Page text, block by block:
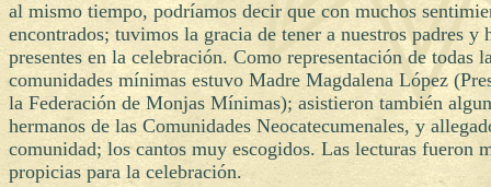
al mismo tiempo, podríamos decir que con muchos
encontrados; tuvimos la gracia de tener a nuestros padres y
presentes en la celebración. Como representación de todas
comunidades mínimas estuvo Madre Magdalena López
la Federación de Monjas Mínimas); asistieron también
hermanos de las Comunidades Neocatecumenales, y
comunidad; los cantos muy escogidos. Las lecturas fueron
propicias para la celebración.